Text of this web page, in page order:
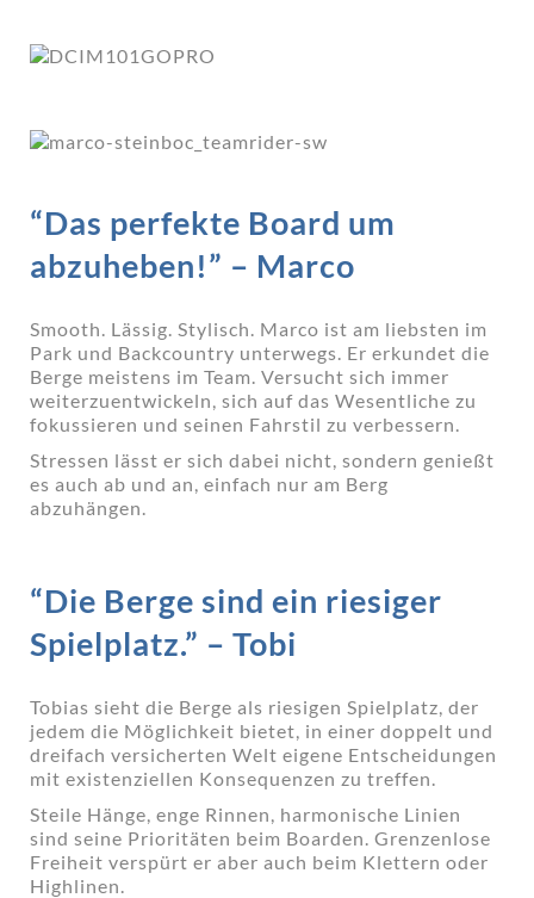
“Das perfekte Board um
abzuheben!” – Marco
Smooth. Lässig. Stylisch. Marco ist am liebsten im
Park und Backcountry unterwegs. Er erkundet die
Berge meistens im Team. Versucht sich immer
weiterzuentwickeln, sich auf das Wesentliche zu
fokussieren und seinen Fahrstil zu verbessern.
Stressen lässt er sich dabei nicht, sondern genießt
es auch ab und an, einfach nur am Berg
abzuhängen.
“Die Berge sind ein riesiger
Spielplatz.” – Tobi
Tobias sieht die Berge als riesigen Spielplatz, der
jedem die Möglichkeit bietet, in einer doppelt und
dreifach versicherten Welt eigene Entscheidungen
mit existenziellen Konsequenzen zu treffen.
Steile Hänge, enge Rinnen, harmonische Linien
sind seine Prioritäten beim Boarden. Grenzenlose
Freiheit verspürt er aber auch beim Klettern oder
Highlinen.